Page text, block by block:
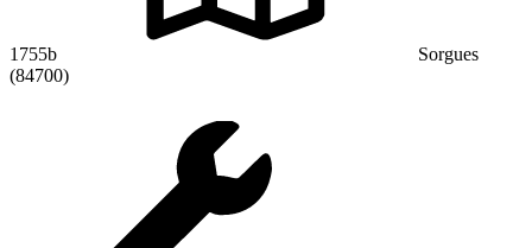
1755b
Sorgues
(84700)